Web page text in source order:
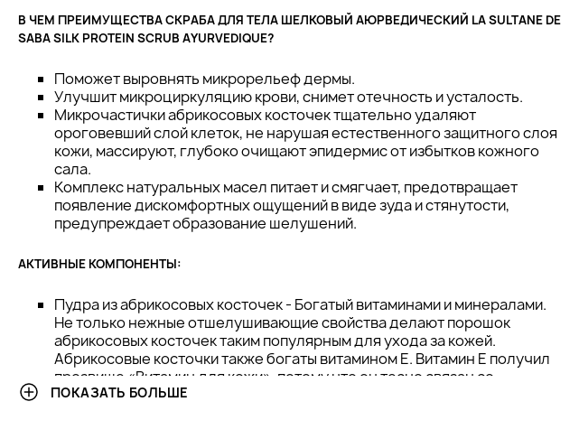
В ЧЕМ ПРЕИМУЩЕСТВА СКРАБА ДЛЯ ТЕЛА ШЕЛКОВЫЙ АЮРВЕДИЧЕСКИЙ LA SULTANE DE
SABA SILK PROTEIN SCRUB AYURVEDIQUE?
Поможет выровнять микрорельеф дермы.
Улучшит микроциркуляцию крови, снимет отечность и усталость.
Микрочастички абрикосовых косточек тщательно удаляют
ороговевший слой клеток, не нарушая естественного защитного слоя
кожи, массируют, глубоко очищают эпидермис от избытков кожного
сала.
Комплекс натуральных масел питает и смягчает, предотвращает
появление дискомфортных ощущений в виде зуда и стянутости,
предупреждает образование шелушений.
АКТИВНЫЕ КОМПОНЕНТЫ:
Пудра из абрикосовых косточек - Богатый витаминами и минералами.
Не только нежные отшелушивающие свойства делают порошок
абрикосовых косточек таким популярным для ухода за кожей.
Абрикосовые косточки также богаты витамином Е. Витамин Е получил
прозвище «Витамин для кожи», потому что он тесно связан со
здоровьем вашей кожи.
ПОКАЗАТЬ БОЛЬШЕ